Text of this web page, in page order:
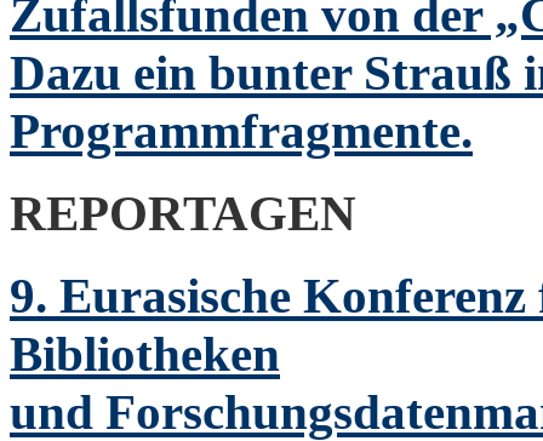
Zufallsfunden von der
Dazu ein bunter Strauß
Programmfragmente.
REPORTAGEN
9. Eurasische
Bibliotheken
und